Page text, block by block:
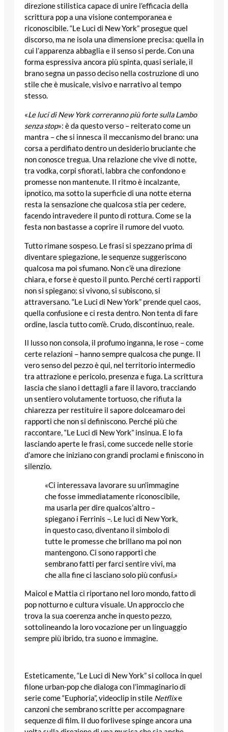
direzione stilistica capace di unire l’efficacia della
scrittura pop a una visione contemporanea e
riconoscibile. “Le Luci di New York” prosegue quel
discorso, ma ne isola una dimensione precisa: quella in
cui l’apparenza abbaglia e il senso si perde. Con una
forma espressiva ancora più spinta, quasi seriale, il
brano segna un passo deciso nella costruzione di uno
stile che è musicale, visivo e narrativo al tempo
stesso.
«Le luci di New York correranno più forte sulla Lambo
senza stop»: è da questo verso – reiterato come un
mantra – che si innesca il meccanismo del brano: una
corsa a perdifiato dentro un desiderio bruciante che
non conosce tregua. Una relazione che vive di notte,
tra vodka, corpi sfiorati, labbra che confondono e
promesse non mantenute. Il ritmo è incalzante,
ipnotico, ma sotto la superficie di una notte eterna
resta la sensazione che qualcosa stia per cedere,
facendo intravedere il punto di rottura. Come se la
festa non bastasse a coprire il rumore del vuoto.
Tutto rimane sospeso. Le frasi si spezzano prima di
diventare spiegazione, le sequenze suggeriscono
qualcosa ma poi sfumano. Non c’è una direzione
chiara, e forse è questo il punto. Perché certi rapporti
non si spiegano: si vivono, si subiscono, si
attraversano. “Le Luci di New York” prende quel caos,
quella confusione e ci resta dentro. Non tenta di fare
ordine, lascia tutto com’è. Crudo, discontinuo, reale.
Il lusso non consola, il profumo inganna, le rose – come
certe relazioni – hanno sempre qualcosa che punge. Il
vero senso del pezzo è qui, nel territorio intermedio
tra attrazione e pericolo, presenza e fuga. La scrittura
lascia che siano i dettagli a fare il lavoro, tracciando
un sentiero volutamente tortuoso, che rifiuta la
chiarezza per restituire il sapore dolceamaro dei
rapporti che non si definiscono. Perché più che
raccontare, “Le Luci di New York” insinua. E lo fa
lasciando aperte le frasi, come succede nelle storie
d’amore che iniziano con grandi proclami e finiscono in
silenzio.
«Ci interessava lavorare su un’immagine
che fosse immediatamente riconoscibile,
ma usarla per dire qualcos’altro –
spiegano i Ferrinis –. Le luci di New York,
in questo caso, diventano il simbolo di
tutte le promesse che brillano ma poi non
mantengono. Ci sono rapporti che
sembrano fatti per farci sentire vivi, ma
che alla fine ci lasciano solo più confusi.»
Maicol e Mattia ci riportano nel loro mondo, fatto di
pop notturno e cultura visuale. Un approccio che
trova la sua coerenza anche in questo pezzo,
sottolineando la loro vocazione per un linguaggio
sempre più ibrido, tra suono e immagine.
Esteticamente, “Le Luci di New York” si colloca in quel
filone urban-pop che dialoga con l’immaginario di
serie come “Euphoria”, videoclip in stile Netflixe
canzoni che sembrano scritte per accompagnare
sequenze di film. Il duo forlivese spinge ancora una